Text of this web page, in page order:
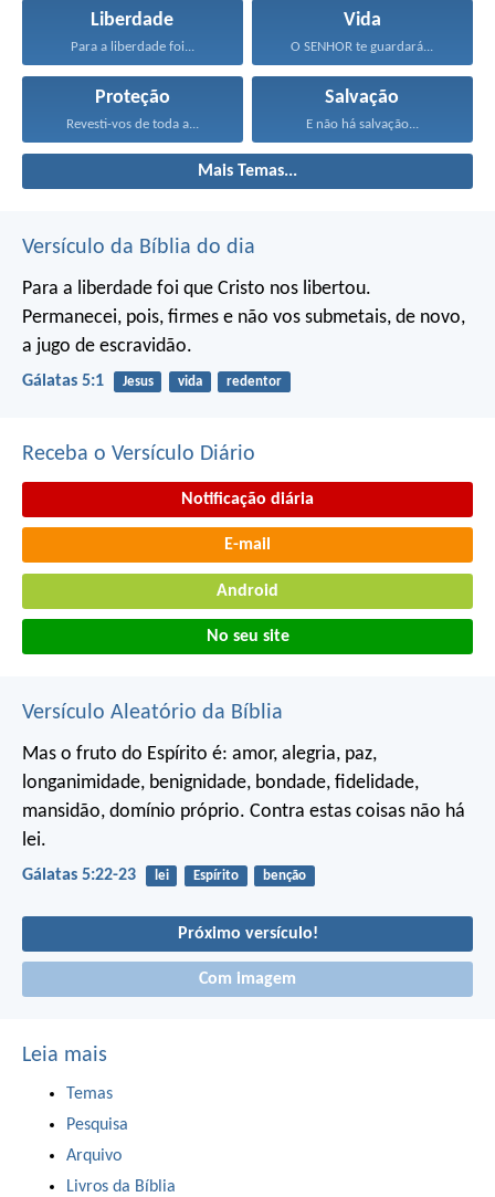
Liberdade
Para a liberdade foi...
Vida
O SENHOR te guardará...
Proteção
Revesti-vos de toda a...
Salvação
E não há salvação...
Mais Temas...
Versículo da Bíblia do dia
Para a liberdade foi que Cristo nos libertou.
Permanecei, pois, firmes e não vos submetais, de novo,
a jugo de escravidão.
Gálatas 5:1 Jesus vida redentor
Receba o Versículo Diário
Notificação diária
E-mail
Android
No seu site
Versículo Aleatório da Bíblia
Mas o fruto do Espírito é: amor, alegria, paz,
longanimidade, benignidade, bondade, fidelidade,
mansidão, domínio próprio. Contra estas coisas não há
lei.
Gálatas 5:22-23 lei Espírito benção
Próximo versículo!
Com imagem
Leia mais
Temas
Pesquisa
Arquivo
Livros da Bíblia